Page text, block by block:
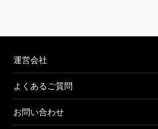
運営会社
よくあるご質問
お問い合わせ